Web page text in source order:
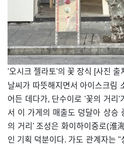
​'오시크 젤라토'의 꽃 장식 [사진 출
날씨가 따뜻해지면서 아이스크림
어든 데다가, 단수이로 '꽃의 거리'
서 이 가게의 매출도 덩달아 상승
의 거리' 조성은 화이하이중로(淮
인 기획 덕분이다. 가도 관계자는 "